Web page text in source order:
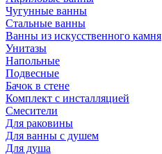
Чугунные ванны
Стальные ванны
Ванны из искусственного камня
Унитазы
Напольные
Подвесные
Бачок в стене
Комплект с инсталляцией
Смесители
Для раковины
Для ванны с душем
Для душа